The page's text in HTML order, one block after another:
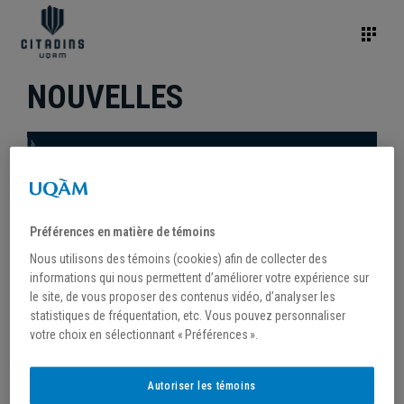
NOUVELLES
Préférences en matière de témoins
Nous utilisons des témoins (cookies) afin de collecter des
informations qui nous permettent d’améliorer votre expérience sur
le site, de vous proposer des contenus vidéo, d’analyser les
statistiques de fréquentation, etc. Vous pouvez personnaliser
votre choix en sélectionnant « Préférences ».
Autoriser les témoins